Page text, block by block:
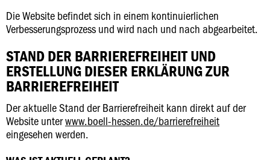
Die Website befindet sich in einem kontinuierlichen
Verbesserungsprozess und wird nach und nach abgearbeitet.
STAND DER BARRIEREFREIHEIT UND
ERSTELLUNG DIESER ERKLÄRUNG ZUR
BARRIEREFREIHEIT
Der aktuelle Stand der Barrierefreiheit kann direkt auf der
Website unterwww.boell-hessen.de/barrierefreiheit
eingesehen werden.